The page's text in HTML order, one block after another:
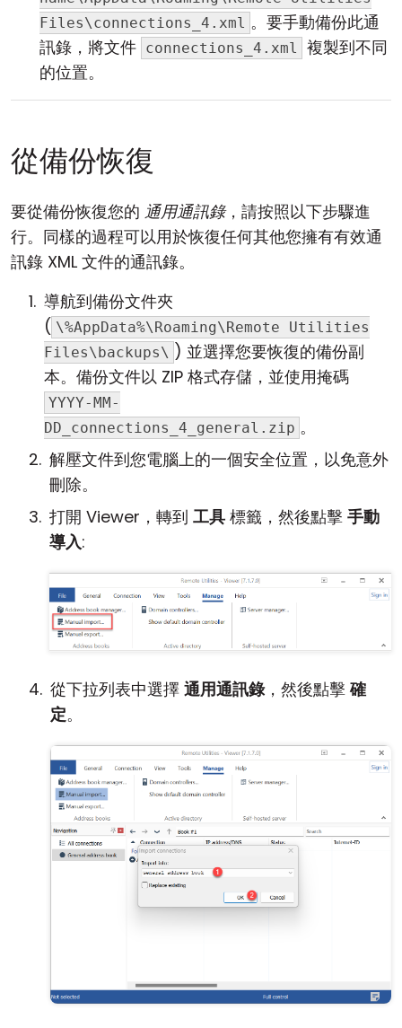
Files\connections_4.xml 。要手動備份此通
訊錄，將文件 connections_4.xml
複製到不同
的位置。
從備份恢復
要從備份恢復您的 通用通訊錄，請按照以下步驟進
行。同樣的過程可以用於恢復任何其他您擁有有效通
訊錄 XML 文件的通訊錄。
導航到備份文件夾
( \%AppData%\Roaming\Remote Utilities
Files\backups\ ) 並選擇您要恢復的備份副
本。備份文件以 ZIP 格式存儲，並使用掩碼
YYYY-MM-
DD_connections_4_general.zip 。
解壓文件到您電腦上的一個安全位置，以免意外
刪除。
打開 Viewer，轉到 工具 標籤，然後點擊 手動
導入:
從下拉列表中選擇 通用通訊錄，然後點擊確
定。